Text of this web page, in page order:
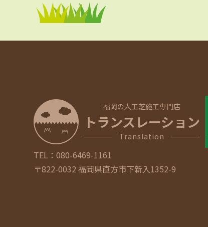
福岡の人工芝施工専門店
トランスレーション
Translation
TEL：080-6469-1161
〒822-0032 福岡県直方市下新入1352-9